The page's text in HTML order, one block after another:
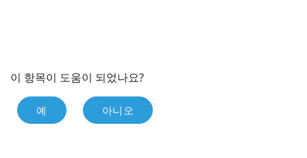
이 항목이 도움이 되었나요?
예 아니오